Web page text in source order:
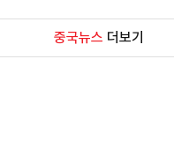
중국뉴스 더보기